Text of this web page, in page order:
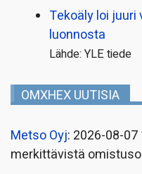
Tekoäly loi juuri
luonnosta
Lähde: YLE tiede
OMXHEX UUTISIA
Metso Oyj: 2026-08-
merkittävistä